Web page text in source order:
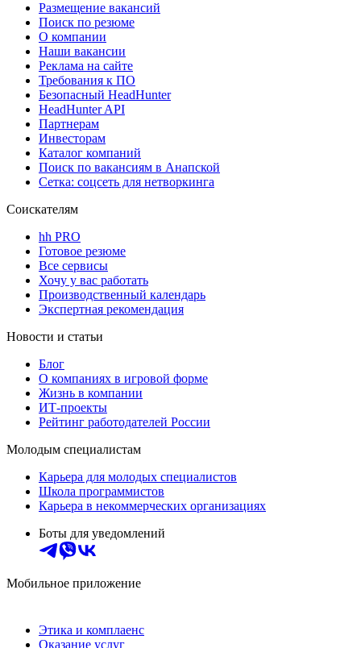
Размещение вакансий
Поиск по резюме
О компании
Наши вакансии
Реклама на сайте
Требования к ПО
Безопасный HeadHunter
HeadHunter API
Партнерам
Инвесторам
Каталог компаний
Поиск по вакансиям в Анапской
Сетка: соцсеть для нетворкинга
Соискателям
hh PRO
Готовое резюме
Все сервисы
Хочу у вас работать
Производственный календарь
Экспертная рекомендация
Новости и статьи
Блог
О компаниях в игровой форме
Жизнь в компании
ИТ-проекты
Рейтинг работодателей России
Молодым специалистам
Карьера для молодых специалистов
Школа программистов
Карьера в некоммерческих организациях
Боты для уведомлений
Мобильное приложение
Этика и комплаенс
Оказание услуг